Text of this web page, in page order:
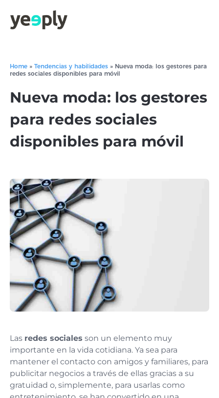
Home » Tendencias y habilidades » Nueva moda: los gestores para
redes sociales disponibles para móvil
Nueva moda: los gestores
para redes sociales
disponibles para móvil
Las redes sociales son un elemento muy
importante en la vida cotidiana. Ya sea para
mantener el contacto con amigos y familiares, para
publicitar negocios a través de ellas gracias a su
gratuidad o, simplemente, para usarlas como